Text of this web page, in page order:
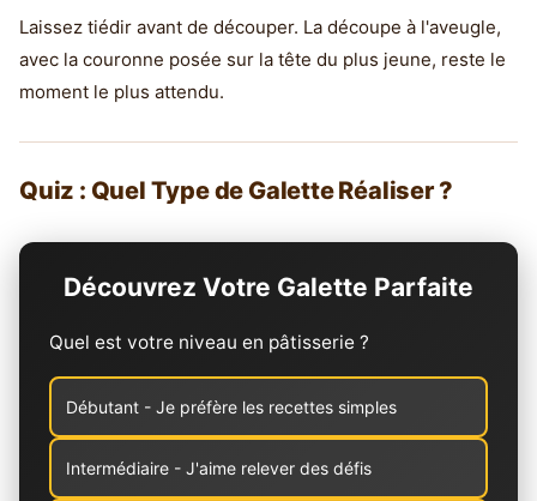
Laissez tiédir avant de découper. La découpe à l'aveugle,
avec la couronne posée sur la tête du plus jeune, reste le
moment le plus attendu.
Quiz : Quel Type de Galette Réaliser ?
Découvrez Votre Galette Parfaite
Quel est votre niveau en pâtisserie ?
Débutant - Je préfère les recettes simples
Intermédiaire - J'aime relever des défis